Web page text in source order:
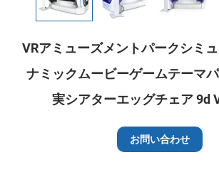
VRアミューズメントパークシミ
ナミックムービーゲームテーマ
実シアターエッグチェア 9d
お問い合わせ